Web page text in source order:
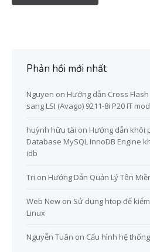
Phản hồi mới nhất
Nguyen on Hướng dẫn Cross
sang LSI (Avago) 9211-8i P20 IT
huỳnh hữu tài on Hướng dẫn khôi
Database MySQL InnoDB Engine
idb
Tri on Hướng Dẫn Quản Lý Tên
Web New on Sử dụng htop để
Linux
Nguyễn Tuân on Cấu hình hệ